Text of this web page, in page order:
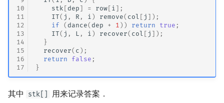
10
11
12
13
14
15
16
17
stk [ dep ] = row [ i ];
IT( j , R , i ) remove( col [ j ]);
if
( dance( dep + 1 )) return true ;
IT( j , L , i ) recover( col [ j ]);
}
recover( c );
return
false ;
}
其中 stk[] 用来记录答案．